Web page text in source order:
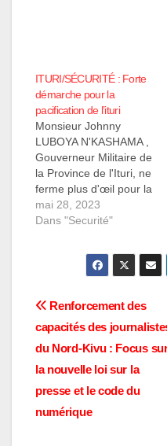
ITURI/SÉCURITÉ : Forte
démarche pour la
pacification de l’ituri
Monsieur Johnny
LUBOYA N'KASHAMA ,
Gouverneur Militaire de
la Province de l'Ituri, ne
ferme plus d'œil pour la
pacification de sa
grande entité
Il manifeste sa
présence à Goma, à la
Excellence Monsieur
LOKONDE ce vendredi
26 mai 2023 dans la…
mai 28, 2023
Dans "Securité"
Navigation
de
l’article
Renforcement des
capacités des
du Nord-Kivu : Focus
la nouvelle loi sur la
presse et le code du
numérique